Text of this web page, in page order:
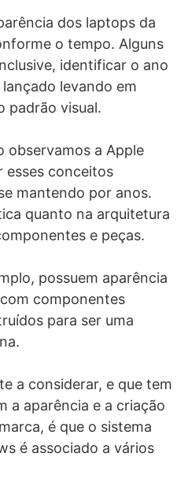
dos laptops da
o tempo. Alguns
identificar o ano
levando em
padrão visual.
observamos a Apple
esses conceitos
mantendo por anos.
quanto na arquitetura
e peças.
possuem aparência
componentes
para ser uma
a considerar, e que tem
a aparência e a criação
é que o sistema
é associado a vários